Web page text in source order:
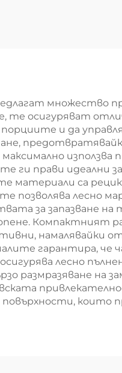
те осигуряват
и да
прави идеални
материали са
позволява лесно
за запазване
Компактният
намалявайки
гарантира, че
лесно
размразяване на
повърхности,